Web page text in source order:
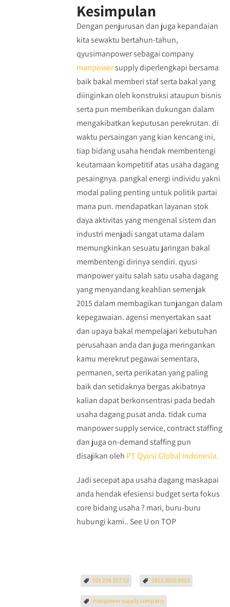
Kesimpulan
Dengan penjurusan dan juga kepandaian
kita sewaktu bertahun-tahun,
qyusimanpower sebagai company
manpowersupply diperlengkapi bersama
baik bakal memberi staf serta bakal yang
diinginkan oleh konstruksi ataupun bisnis
serta pun memberikan dukungan dalam
mengakibatkan keputusan perekrutan. di
waktu persaingan yang kian kencang ini,
tiap bidang usaha hendak membentengi
keutamaan kompetitif atas usaha dagang
pesaingnya. pangkal energi individu yakni
modal paling penting untuk politik partai
mana pun. mendapatkan layanan stok
daya aktivitas yang mengenal sistem dan
industri menjadi sangat utama dalam
memungkinkan sesuatu jaringan bakal
membentengi dirinya sendiri. qyusi
manpower yaitu salah satu usaha dagang
yang menyandang keahlian semenjak
2015 dalam membagikan tunjangan dalam
kepegawaian. agensi menyertakan saat
dan upaya bakal mempelajari kebutuhan
perusahaan anda dan juga meringankan
kamu merekrut pegawai sementara,
permanen, serta perikatan yang paling
baik dan setidaknya bergas akibatnya
kalian dapat berkonsentrasi pada bedah
usaha dagang pusat anda. tidak cuma
manpower supply service, contract staffing
dan juga on-demand staffing pun
disajikan oleh PT Qyusi Global Indonesia.
Jadi secepat apa usaha dagang maskapai
anda hendak efesiensi budget serta fokus
core bidang usaha ? mari, buru-buru
hubungi kami.. See U on TOP
021 298 357 53 0813 3000 9003
manpower supply company